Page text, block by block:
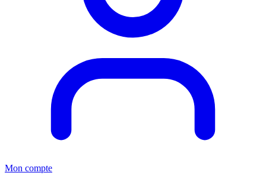
Mon compte